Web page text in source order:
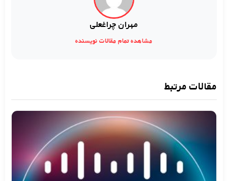
مهران چراغعلی
مشاهده تمام مقالات نویسنده
مقالات مرتبط